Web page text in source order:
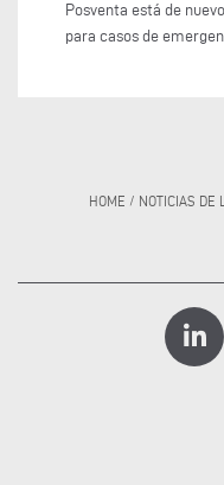
Posventa está de
para casos de
HOME / NOTICIAS DE